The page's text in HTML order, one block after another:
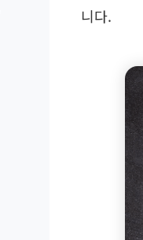
니다.